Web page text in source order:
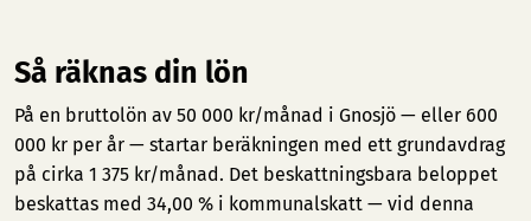
Så räknas din lön
På en bruttolön av 50 000 kr/månad i Gnosjö — eller 600
000 kr per år — startar beräkningen med ett grundavdrag
på cirka 1 375 kr/månad. Det beskattningsbara beloppet
beskattas med 34,00 % i kommunalskatt — vid denna